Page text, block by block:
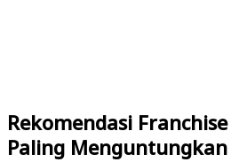
Rekomendasi
Paling Menguntungkan